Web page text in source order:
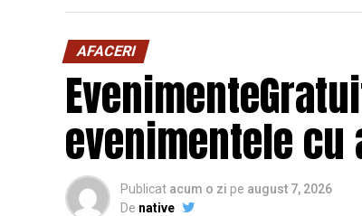
AFACERI
evenimentele
Publicat acum o zi pe august 7, 2026
De native